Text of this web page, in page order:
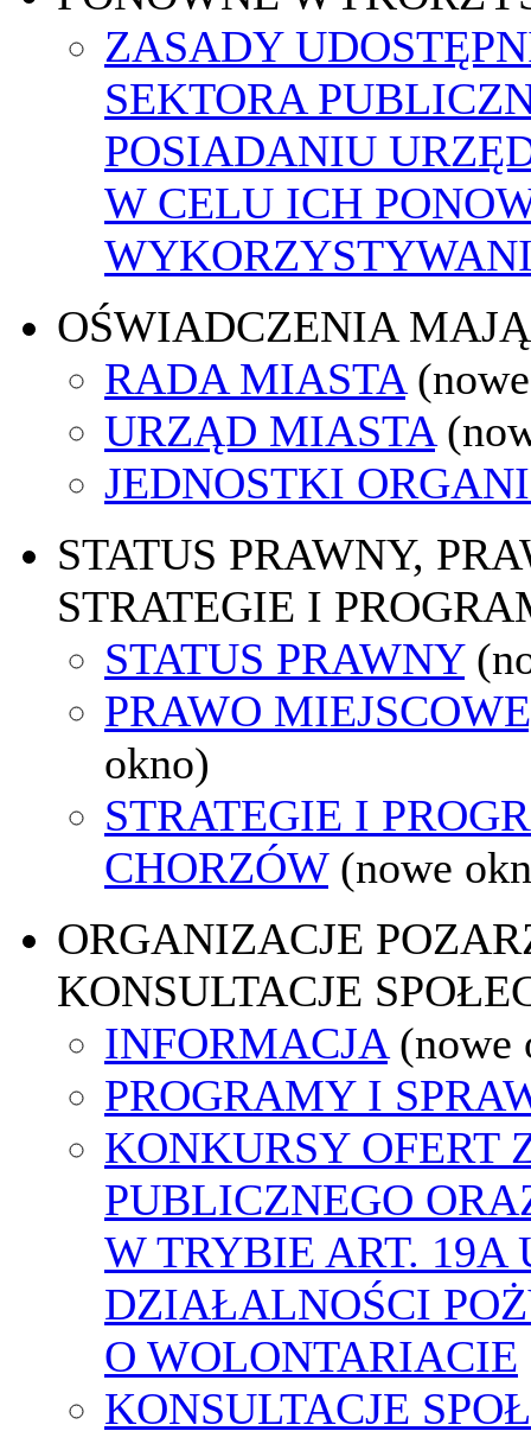
ZASADY
SEKTORA
POSIADANIU
W CELU ICH
OŚWIADCZENIA
RADA MIASTA
URZĄD MIASTA
JEDNOSTKI
STATUS PRAWNY,
STRATEGIE I
STATUS PRAWNY
PRAWO
okno)
STRATEGIE I
CHORZÓW (nowe
ORGANIZACJE
KONSULTACJE
INFORMACJA (nowe
PROGRAMY I
KONKURSY OFERT
PUBLICZNEGO
W TRYBIE ART. 19A
DZIAŁALNOŚCI
O WOLONTARIACIE
KONSULTACJE